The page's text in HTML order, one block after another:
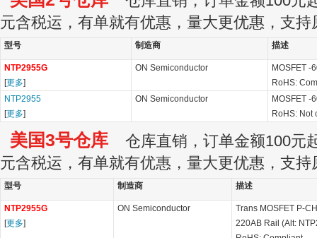
元含税运，有单就有优惠，量大更优惠，支持
型号 制造商 描述
NTP2955G
[更多]
ON Semiconductor
MOSFET -
RoHS:
NTP2955
[更多]
ON Semiconductor
MOSFET -
RoHS: Not
美国3号仓库 仓库直销，订单金额100元
元含税运，有单就有优惠，量大更优惠，支持
型号 制造商 描述
NTP2955G
[更多]
ON Semiconductor
Trans MOSFET P-
220AB Rail (Alt: